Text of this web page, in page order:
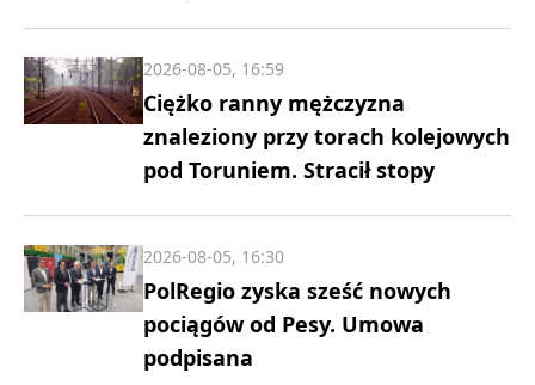
Ciężko ranny mężczyzna
znaleziony przy torach kolejowych
pod Toruniem. Stracił stopy
2026-08-05, 16:59
PolRegio zyska sześć nowych
pociągów od Pesy. Umowa
podpisana
2026-08-05, 16:30